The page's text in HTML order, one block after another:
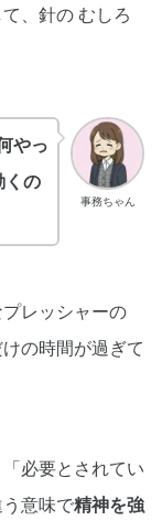
、針の むしろ
事務ちゃん
やっ
くの
レッシャーの
の時間が過ぎて
必要とされてい
意味で精神を強